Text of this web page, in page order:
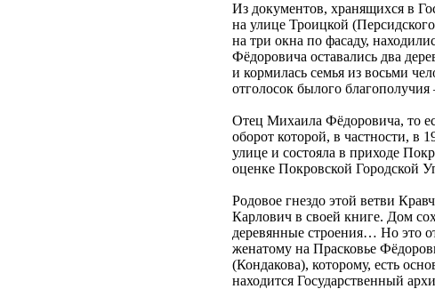
Из документов, хранящихся в
на улице Троицкой
на три окна по фасаду,
Фёдоровича оставались два
и кормилась семья из восьми
отголосок былого
Отец Михаила Фёдоровича, то
оборот которой, в частности, в
улице и состояла в приходе
оценке Покровской Городской
Родовое гнездо этой ветви
Карлович в своей книге. Дом
деревянные строения… Но это
женатому на Прасковье
(Кондакова), которому, есть
находится Государственный